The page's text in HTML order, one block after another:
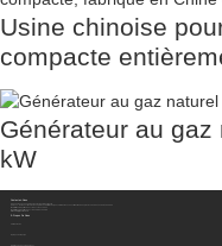
Usine chinoise
compacte
Générateur au
kW